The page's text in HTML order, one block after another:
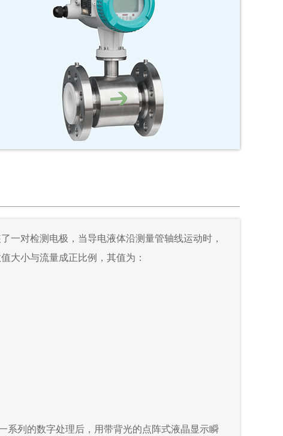
一对检测电极，当导电液体沿测量管轴线运动时，
大小与流量成正比例，其值为：
系列的数字处理后，用带背光的点阵式液晶显示瞬